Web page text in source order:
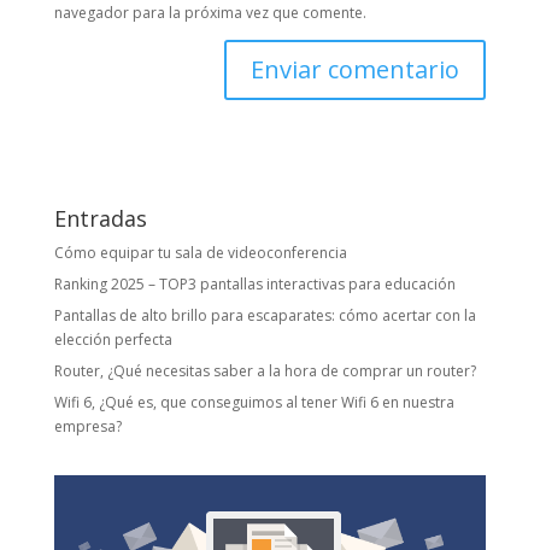
navegador para la próxima vez que comente.
Entradas
Cómo equipar tu sala de videoconferencia
Ranking 2025 – TOP3 pantallas interactivas para educación
Pantallas de alto brillo para escaparates: cómo acertar con la
elección perfecta
Router, ¿Qué necesitas saber a la hora de comprar un router?
Wifi 6, ¿Qué es, que conseguimos al tener Wifi 6 en nuestra
empresa?